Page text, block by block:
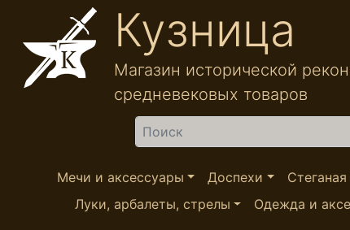
Перейти к основному содержанию
Кузница
Магазин исторической
средневековых товаров
Найти
Мечи и аксессуары Доспехи
Луки, арбалеты, стрелы
Одежда и